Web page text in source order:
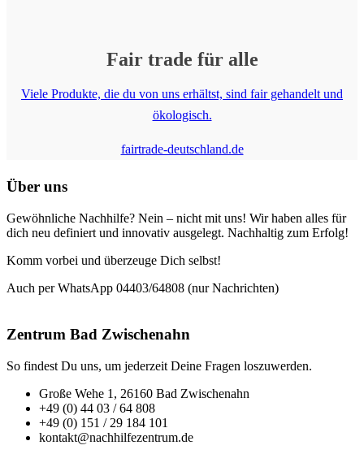
Fair trade für alle
Viele Produkte, die du von uns erhältst, sind fair gehandelt und
ökologisch.
fairtrade-deutschland.de
Über uns
Gewöhnliche Nachhilfe? Nein – nicht mit uns! Wir haben alles für
dich neu definiert und innovativ ausgelegt. Nachhaltig zum Erfolg!
Komm vorbei und überzeuge Dich selbst!
Auch per WhatsApp 04403/64808 (nur Nachrichten)
Zentrum Bad Zwischenahn
So findest Du uns, um jederzeit Deine Fragen loszuwerden.
Große Wehe 1, 26160 Bad Zwischenahn
+49 (0) 44 03 / 64 808
+49 (0) 151 / 29 184 101
kontakt@nachhilfezentrum.de